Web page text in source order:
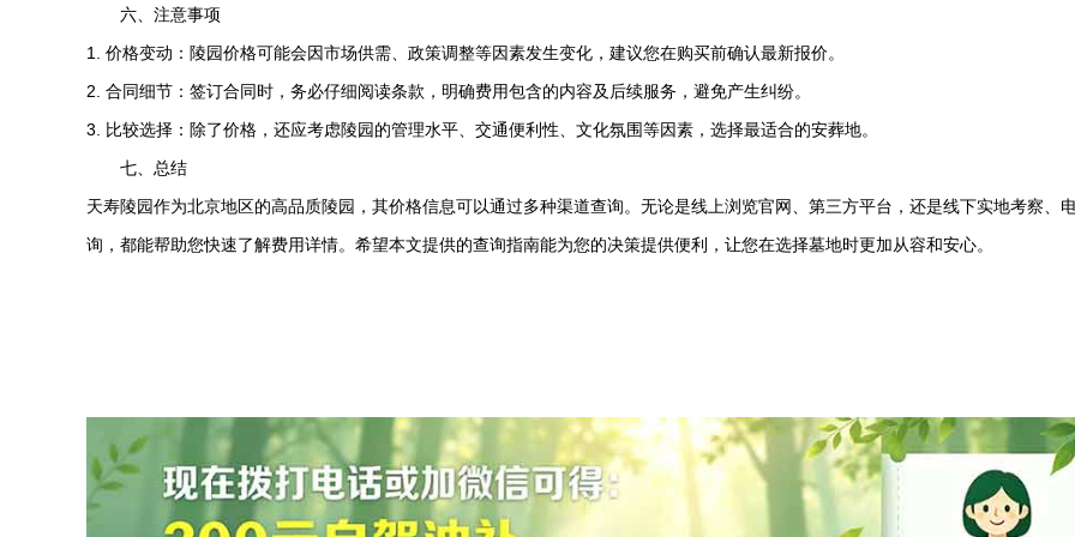
六、注意事项
1. 价格变动：陵园价格可能会因市场供需、政策调整等因素发生变化，建议您在购买前确认最新报价。
2. 合同细节：签订合同时，务必仔细阅读条款，明确费用包含的内容及后续服务，避免产生纠纷。
3. 比较选择：除了价格，还应考虑陵园的管理水平、交通便利性、文化氛围等因素，选择最适合的安葬地。
七、总结
天寿陵园作为北京地区的高品质陵园，其价格信息可以通过多种渠道查询。无论是线上浏览官网、第三方平台，还是线下实地考察、
询，都能帮助您快速了解费用详情。希望本文提供的查询指南能为您的决策提供便利，让您在选择墓地时更加从容和安心。